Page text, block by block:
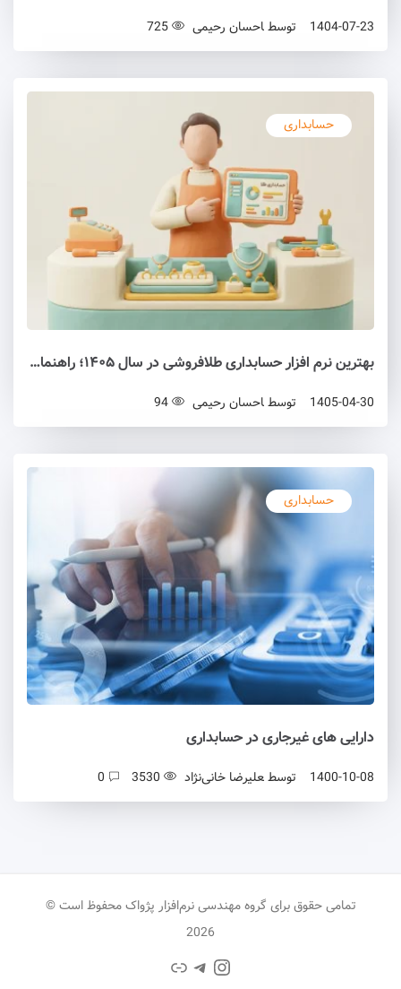
1404-07-23 توسط احسان رحیمی
حسابداری
بهترین نرم افزار حسابداری طلافروشی در سال ۱۴۰۵؛ راهنمای جامع و بی طرفانه خرید
1405-04-30 توسط احسان رحیمی
حسابداری
دارایی های غیرجاری در حسابداری
1400-10-08 توسط علیرضا خانی‌نژاد
تمامی حقوق برای گروه مهندسی نرم‌افزار پژواک محفوظ است ©
2026
اینستاگرم
تلگرام
پیوند